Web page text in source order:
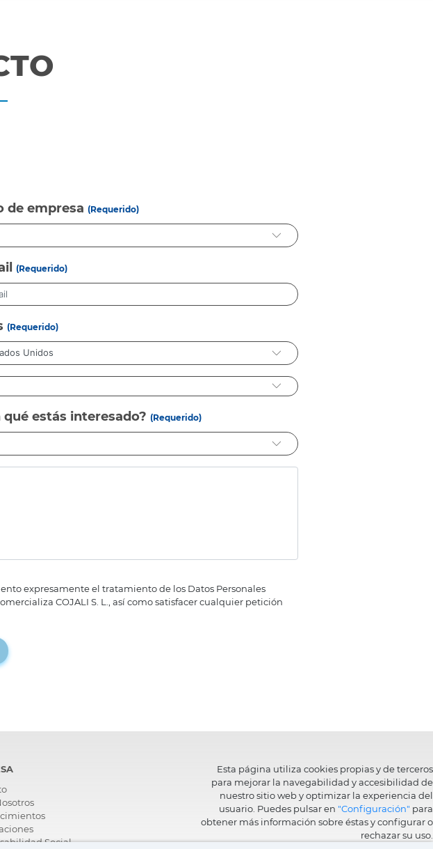
de empresa (Requerido)
(Requerido)
(Requerido)
qué estás interesado? (Requerido)
expresamente el tratamiento de los Datos Personales
COJALI S. L., así como satisfacer cualquier petición
Social
Esta página utiliza cookies propias y de terceros
para mejorar la navegabilidad y accesibilidad de
nuestro sitio web y optimizar la experiencia del
usuario. Puedes pulsar en "Configuración" para
obtener más información sobre éstas y configurar o
rechazar su uso.